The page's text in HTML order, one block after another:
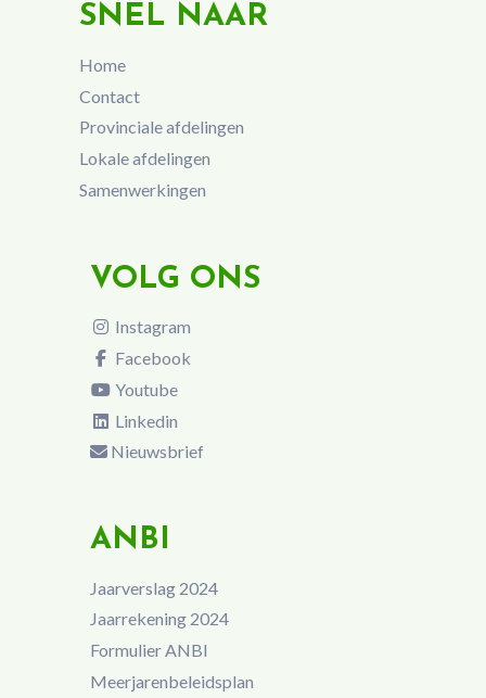
SNEL NAAR
Home
Contact
Provinciale afdelingen
Lokale afdelingen
Samenwerkingen
VOLG ONS
Instagram
Facebook
Youtube
Linkedin
Nieuwsbrief
ANBI
Jaarverslag 2024
Jaarrekening 2024
Formulier ANBI
Meerjarenbeleidsplan